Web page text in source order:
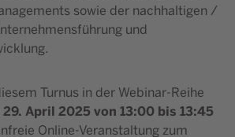
sowie der nachhaltigen /
und
Turnus in der Webinar-Reihe
29. April 2025 von 13:00 bis 13:45
Online-Veranstaltung zum